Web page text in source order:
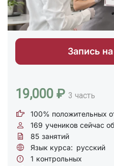
Запись
19,000 ₽ 3 часть
100% положительных
169 учеников сейчас
85 занятий
Язык курса: русский
1 контрольных